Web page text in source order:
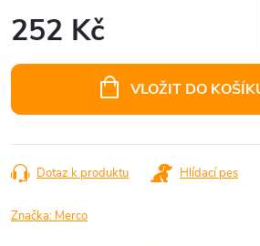
252 Kč
VLOŽIT DO
Dotaz k produktu Hlídací pes
Značka: Merco